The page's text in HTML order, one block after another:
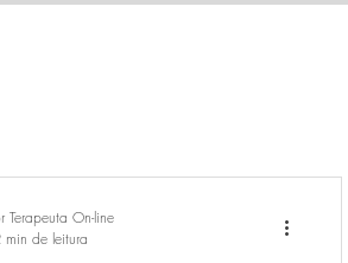
Terapeuta On-line
min de leitura